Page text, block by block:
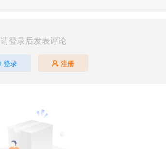
请登录后发表评论
登录 注册